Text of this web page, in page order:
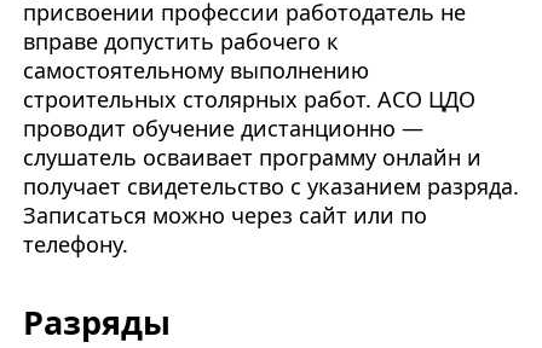
присвоении профессии работодатель не
вправе допустить рабочего к
самостоятельному выполнению
строительных столярных работ. АСО ЦДО
проводит обучение дистанционно —
слушатель осваивает программу онлайн и
получает свидетельство с указанием разряда.
Записаться можно через сайт или по
телефону.
Разряды